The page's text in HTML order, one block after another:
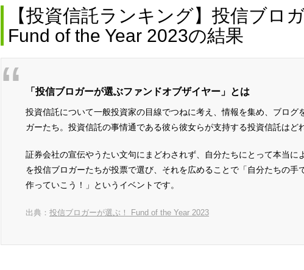
【投資信託ランキング】投信ブロ
Fund of the Year 2023の結果
「投信ブロガーが選ぶファンドオブザイヤー」とは
投資信託について一般投資家の目線でつねに考え、情報を集め、ブログ
ガーたち。投資信託の事情通である彼ら彼女らが支持する投資信託はど
証券会社の宣伝やうたい文句にまどわされず、自分たちにとって本当に
を投信ブロガーたちが投票で選び、それを広めることで「自分たちの手
作っていこう！」というイベントです。
出典： 投信ブロガーが選ぶ！ Fund of the Year 2023